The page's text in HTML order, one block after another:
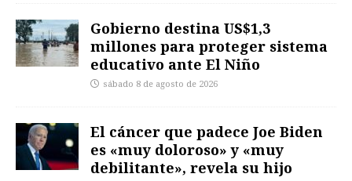
Gobierno destina US$1,3
millones para proteger sistema
educativo ante El Niño
sábado 8 de agosto de 2026
El cáncer que padece Joe Biden
es «muy doloroso» y «muy
debilitante», revela su hijo